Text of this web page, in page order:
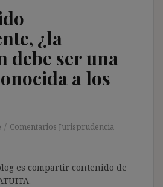
¿la
debe ser una
a los
Comentarios Jurisprudencia
es compartir contenido de